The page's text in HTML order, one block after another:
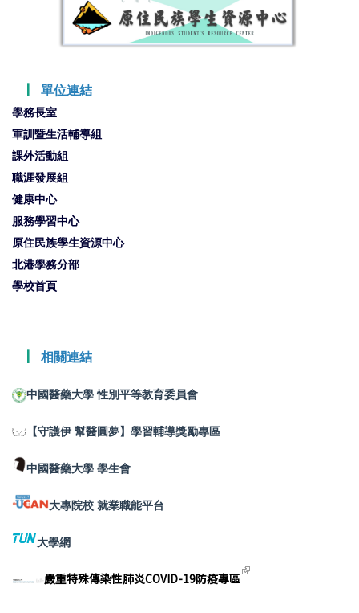
┃ 單位連結
學務長室
軍訓暨生活輔導組
課外活動組
職涯發展組
健康中心
服務學習中心
原住民族學生資源中心
北港學務分部
學校首頁
┃ 相關連結
中國醫藥大學 性別平等教育委員會
【守護伊 幫醫圓夢】學習輔導獎勵專區
中國醫藥大學 學生會
大專院校 就業職能平台
大學網
嚴重特殊傳染性肺炎COVID-19防疫專區(link is